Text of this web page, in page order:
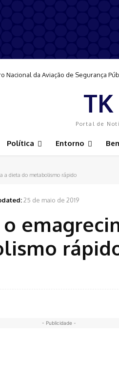
Nacional da Aviação de Segurança
Portal de
Política Entorno
a dieta do metabolismo rápido
25 de maio de 2019
- Publicidade -